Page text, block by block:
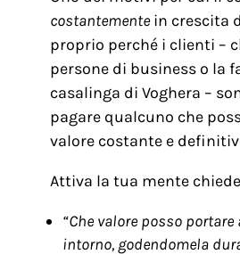
costantementein crescita
proprio perché i clienti –
persone di business o la
casalinga di Voghera –
pagare qualcuno che
valore costante e
Attiva la tua mente
“Che valore posso
intorno, godendomela